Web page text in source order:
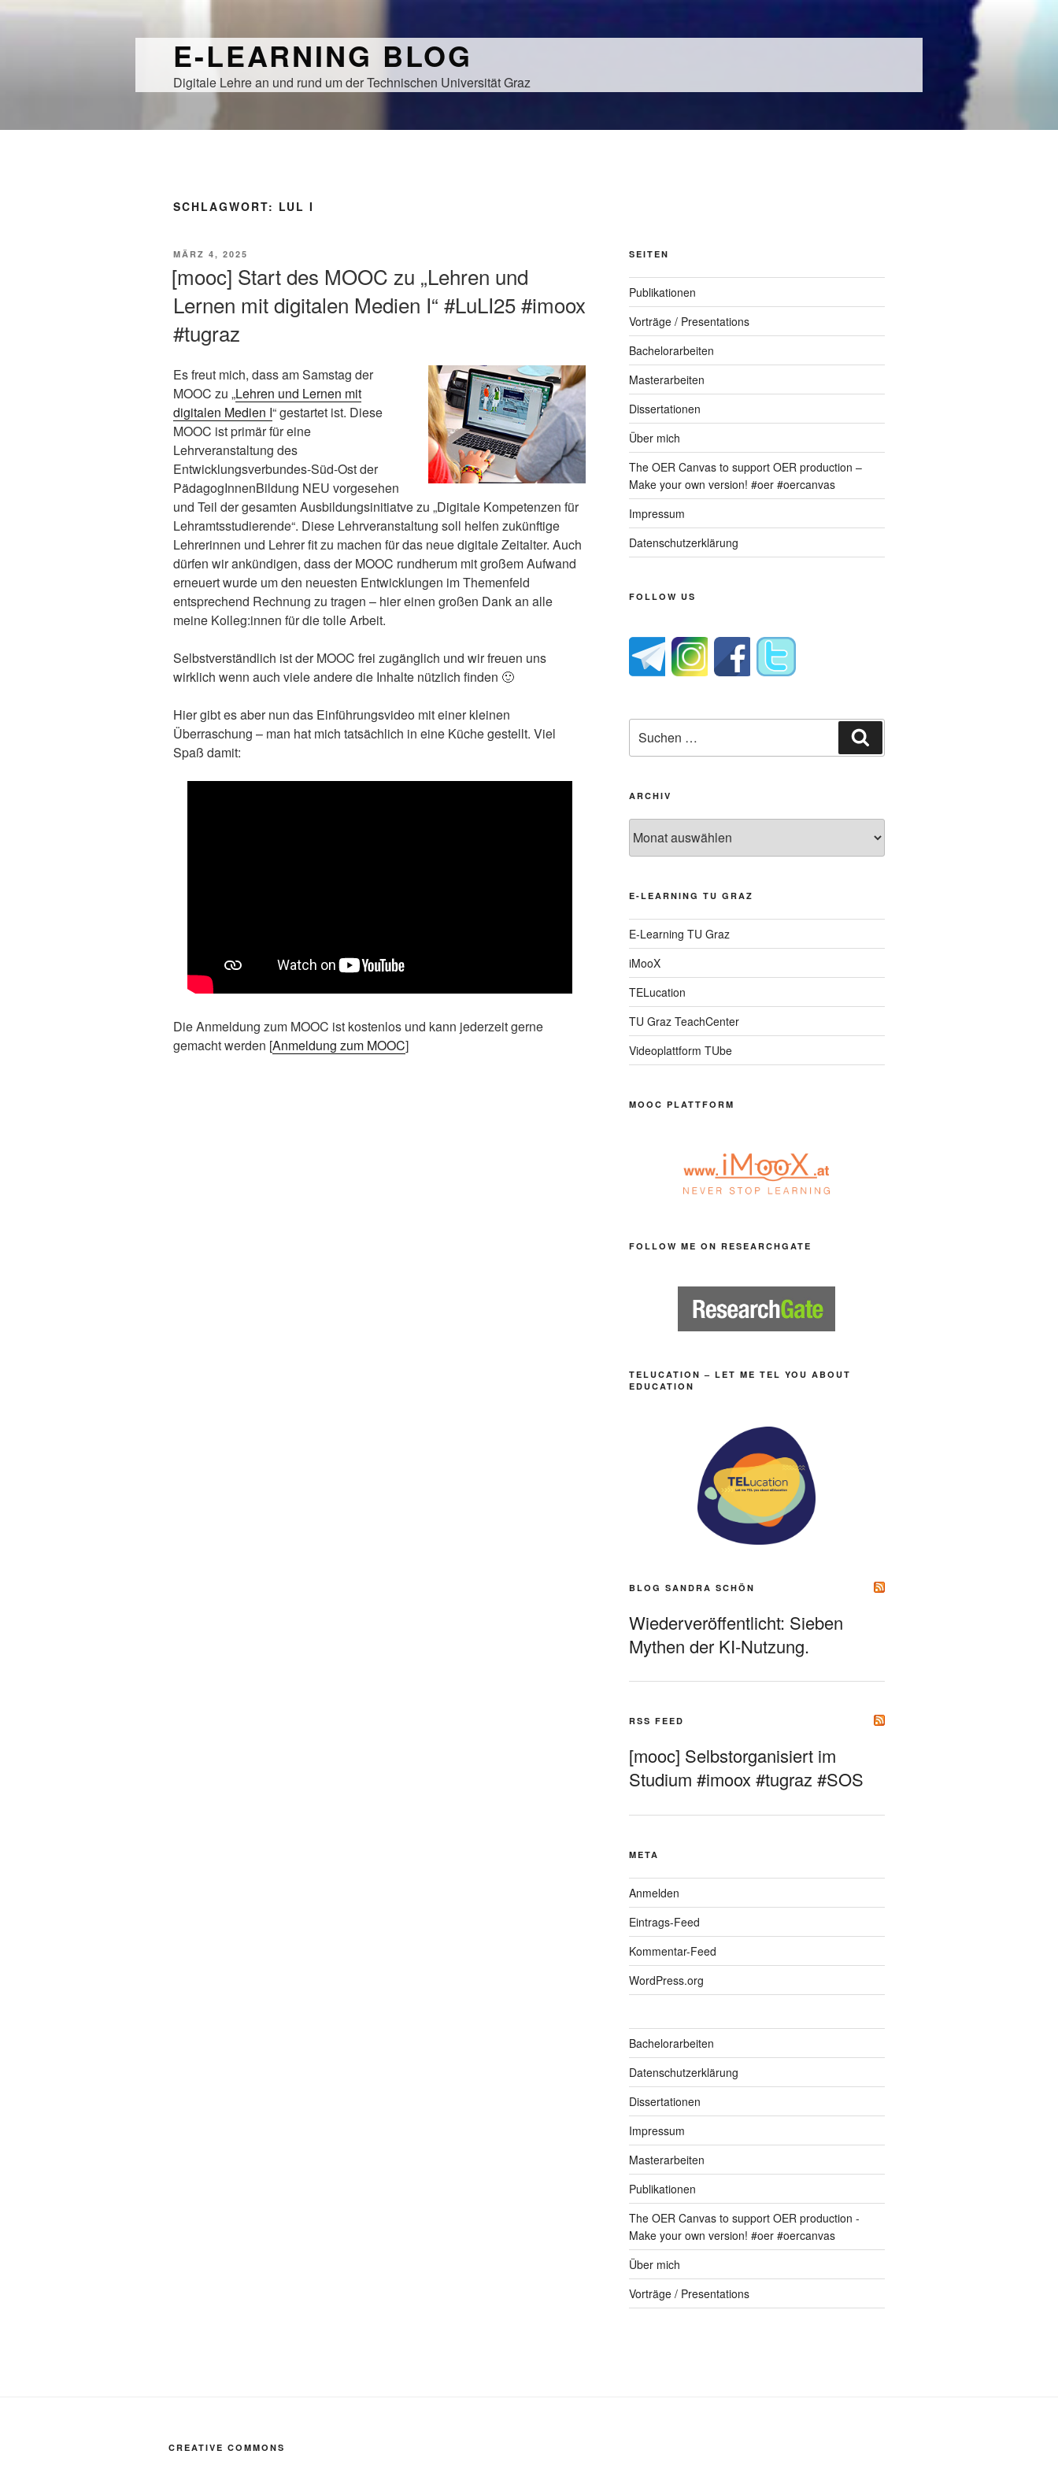
E-LEARNING BLOG
Digitale Lehre an und rund um der Technischen Universität Graz
SCHLAGWORT: LUL I
VERÖFFENTLICHT
MÄRZ 4, 2025
[mooc] Start des MOOC zu „Lehren und
Lernen mit digitalen Medien I“ #LuLI25 #imoox
#tugraz
Es freut mich, dass am Samstag der
MOOC zu „Lehren und Lernen mit
digitalen Medien I“ gestartet ist. Diese
MOOC ist primär für eine
Lehrveranstaltung des
Entwicklungsverbundes-Süd-Ost der
PädagogInnenBildung NEU vorgesehen
und Teil der gesamten Ausbildungsinitiatve zu „Digitale Kompetenzen für
Lehramtsstudierende“. Diese Lehrveranstaltung soll helfen zukünftige
Lehrerinnen und Lehrer fit zu machen für das neue digitale Zeitalter. Auch
dürfen wir ankündigen, dass der MOOC rundherum mit großem Aufwand
erneuert wurde um den neuesten Entwicklungen im Themenfeld
entsprechend Rechnung zu tragen – hier einen großen Dank an alle
meine Kolleg:innen für die tolle Arbeit.
Selbstverständlich ist der MOOC frei zugänglich und wir freuen uns
wirklich wenn auch viele andere die Inhalte nützlich finden 🙂
Hier gibt es aber nun das Einführungsvideo mit einer kleinen
Überraschung – man hat mich tatsächlich in eine Küche gestellt. Viel
Spaß damit:
Die Anmeldung zum MOOC ist kostenlos und kann jederzeit gerne
gemacht werden [Anmeldung zum MOOC]
SEITEN
Publikationen
Vorträge / Presentations
Bachelorarbeiten
Masterarbeiten
Dissertationen
Über mich
The OER Canvas to support OER production –
Make your own version! #oer #oercanvas
Impressum
Datenschutzerklärung
FOLLOW US
nach:
ARCHIV
E-LEARNING TU GRAZ
E-Learning TU Graz
iMooX
TELucation
TU Graz TeachCenter
Videoplattform TUbe
MOOC PLATTFORM
FOLLOW ME ON RESEARCHGATE
TELUCATION – LET ME TEL YOU ABOUT
EDUCATION
BLOG SANDRA SCHÖN
Wiederveröffentlicht: Sieben
Mythen der KI-Nutzung.
RSS FEED
[mooc] Selbstorganisiert im
Studium #imoox #tugraz #SOS
META
Anmelden
Eintrags-Feed
Kommentar-Feed
WordPress.org
Bachelorarbeiten
Datenschutzerklärung
Dissertationen
Impressum
Masterarbeiten
Publikationen
The OER Canvas to support OER production -
Make your own version! #oer #oercanvas
Über mich
Vorträge / Presentations
CREATIVE COMMONS